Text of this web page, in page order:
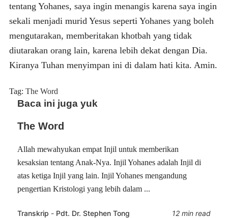
tentang Yohanes, saya ingin menangis karena saya ingin
sekali menjadi murid Yesus seperti Yohanes yang boleh
mengutarakan, memberitakan khotbah yang tidak
diutarakan orang lain, karena lebih dekat dengan Dia.
Kiranya Tuhan menyimpan ini di dalam hati kita. Amin.
Tag: The Word
Baca ini juga yuk
The Word
Allah mewahyukan empat Injil untuk memberikan
kesaksian tentang Anak-Nya. Injil Yohanes adalah Injil di
atas ketiga Injil yang lain. Injil Yohanes mengandung
pengertian Kristologi yang lebih dalam ...
Transkrip - Pdt. Dr. Stephen Tong 12 min read